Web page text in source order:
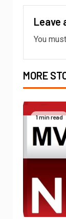
Leave
You
MORE
1 min read